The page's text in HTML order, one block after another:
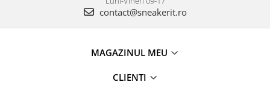
contact@sneakerit.ro
MAGAZINUL MEU
CLIENTI